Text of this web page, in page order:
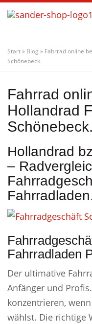
Skip
to
content
Start» Blog » Fahrrad online
Schönebeck.
Fahrrad
Hollandrad
Schönebeck.
Hollandrad
–
Fahrradladen
Der ultimative
Anfänger und
konzentrieren,
wählst. Die richtige